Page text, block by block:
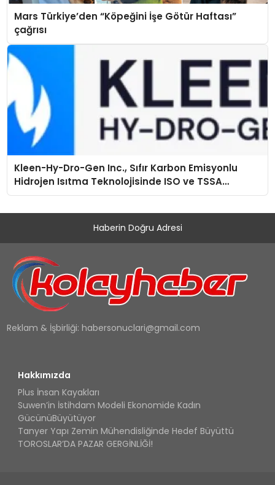
Mars Türkiye’den “Köpeğini İşe Götür Haftası”
çağrısı
Kleen-Hy-Dro-Gen Inc., Sıfır Karbon Emisyonlu
Hidrojen Isıtma Teknolojisinde ISO ve TSSA
Düzenleyici Onaylarını Aldı
Haberin Doğru Adresi
Reklam & İşbirliği: habersonuclari@gmail.com
Hakkımızda
Plus İnsan Kayakları
Suwen’in İstihdam Modeli Ekonomide Kadın
GücünüBüyütüyor
Tanyer Yapı Zemin Mühendisliğinde Hedef Büyüttü
TOROSLAR’DA PAZAR GERGİNLİĞİ!